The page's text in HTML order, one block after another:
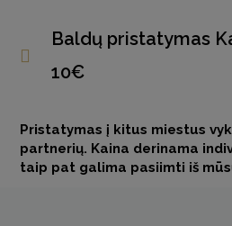
Baldų pristatymas
10€
Pristatymas į kitus miestus
partnerių. Kaina derinama
taip pat galima pasiimti iš